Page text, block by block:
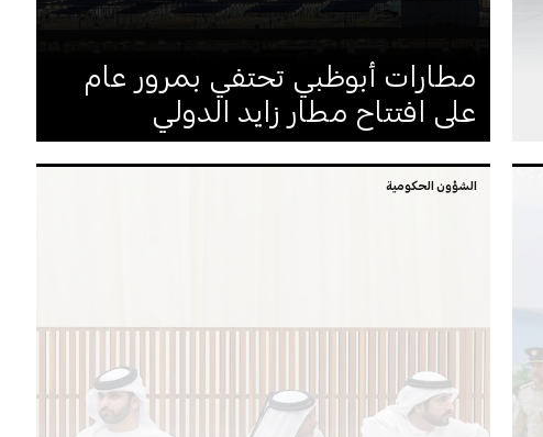
مطارات أبوظبي تحتفي بمرور عام
على افتتاح مطار زايد الدولي
الشؤون الحكومية